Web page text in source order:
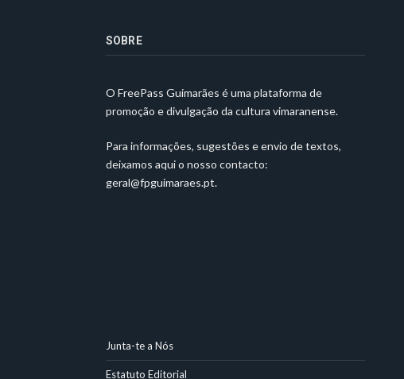
SOBRE
O FreePass Guimarães é uma plataforma de
promoção e divulgação da cultura vimaranense.
Para informações, sugestões e envio de textos,
deixamos aqui o nosso contacto:
geral@fpguimaraes.pt.
Junta-te a Nós
Estatuto Editorial